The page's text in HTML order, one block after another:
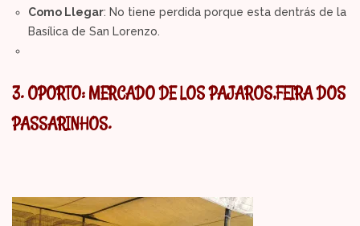
Como Llegar: No tiene perdida porque esta dentrás de la
Basílica de San Lorenzo.
3. OPORTO: MERCADO DE LOS PAJAROS,FEIRA DOS
PASSARINHOS.